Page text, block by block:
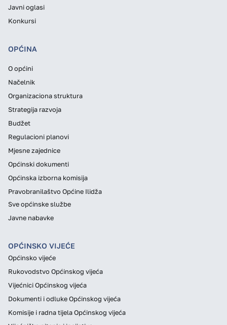
Javni oglasi
Konkursi
OPĆINA
O općini
Načelnik
Organizaciona struktura
Strategija razvoja
Budžet
Regulacioni planovi
Mjesne zajednice
Općinski dokumenti
Općinska izborna komisija
Pravobranilaštvo Općine Ilidža
Sve općinske službe
Javne nabavke
OPĆINSKO VIJEĆE
Općinsko vijeće
Rukovodstvo Općinskog vijeća
Vijećnici Općinskog vijeća
Dokumenti i odluke Općinskog vijeća
Komisije i radna tijela Općinskog vijeća